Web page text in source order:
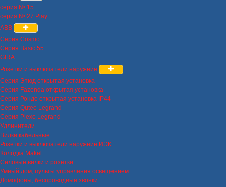
серия № 15
серия № 27 Play
ABB
Серия Cosmo
Серия Basic 55
GIRA
Розетки и выключатели наружние
Серия Этюд открытая установка
Серия Fazenda открытая установка
Серия Рондо открытая установка IP44
Серия Quteo Legrand
Серия Plexo Legrand
Удлинители
Вилки кабельные
Розетки и выключатели наружние ИЭК
Колодка Makel
Силовые вилки и розетки
Умный дом, пульты управления освещением
Домофоны, беспроводные звонки